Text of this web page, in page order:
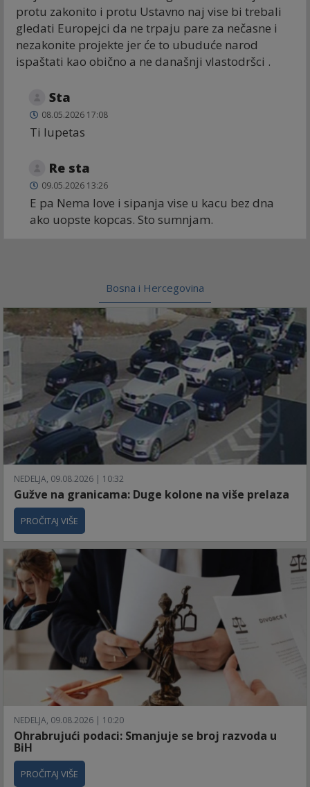
protu zakonito i protu Ustavno naj vise bi trebali
gledati Europejci da ne trpaju pare za nečasne i
nezakonite projekte jer će to ubuduće narod
ispaštati kao obično a ne današnji vlastodršci .
Sta
08.05.2026 17:08
Ti lupetas
Re sta
09.05.2026 13:26
E pa Nema love i sipanja vise u kacu bez dna
ako uopste kopcas. Sto sumnjam.
Bosna i Hercegovina
NEDELJA, 09.08.2026 | 10:32
Gužve na granicama: Duge kolone na više prelaza
PROČITAJ VIŠE
NEDELJA, 09.08.2026 | 10:20
Ohrabrujući podaci: Smanjuje se broj razvoda u
BiH
PROČITAJ VIŠE